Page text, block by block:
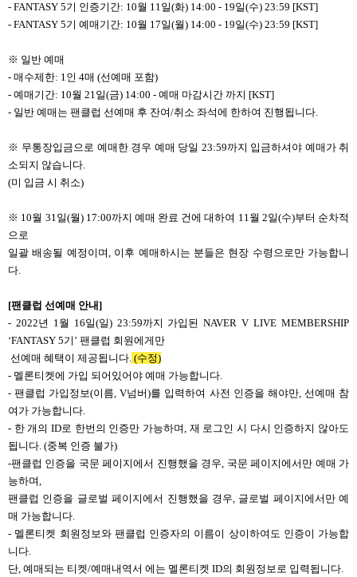
- FANTASY 5기 인증기간: 10월 11일(화) 14:00 - 19일(수) 23:59 [KST]
- FANTASY 5기 예매기간: 10월 17일(월) 14:00 - 19일(수) 23:59 [KST]
※ 일반 예매
- 매수제한: 1인 4매 (선예매 포함)
- 예매기간: 10월 21일(금) 14:00 - 예매 마감시간 까지 [KST]
- 일반 예매는 팬클럽 선예매 후 잔여/취소 좌석에 한하여 진행됩니다.
※ 무통장입금으로 예매한 경우 예매 당일 23:59까지 입금하셔야 예매가 취
소되지 않습니다.
(미 입금 시 취소)
※ 10월 31일(월) 17:00까지 예매 완료 건에 대하여 11월 2일(수)부터 순차적
으로
일괄 배송될 예정이며, 이후 예매하시는 분들은 현장 수령으로만 가능합니
다.
[팬클럽 선예매 안내]
- 2022년 1월 16일(일) 23:59까지 가입된 NAVER V LIVE MEMBERSHIP
‘FANTASY 5기’ 팬클럽 회원에게만
선예매 혜택이 제공됩니다. (수정)
- 멜론티켓에 가입 되어있어야 예매 가능합니다.
- 팬클럽 가입정보(이름, V넘버)를 입력하여 사전 인증을 해야만, 선예매 참
여가 가능합니다.
- 한 개의 ID로 한번의 인증만 가능하며, 재 로그인 시 다시 인증하지 않아도
됩니다. (중복 인증 불가)
-팬클럽 인증을 국문 페이지에서 진행했을 경우, 국문 페이지에서만 예매 가
능하며,
팬클럽 인증을 글로벌 페이지에서 진행했을 경우, 글로벌 페이지에서만 예
매 가능합니다.
- 멜론티켓 회원정보와 팬클럽 인증자의 이름이 상이하여도 인증이 가능합
니다.
단, 예매되는 티켓/예매내역서 에는 멜론티켓 ID의 회원정보로 입력됩니다.